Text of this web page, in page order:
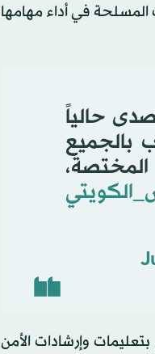
المسلحة في أداء مهامها
حالياً
بالجميع
المختصة،
وإرشادات الأمن